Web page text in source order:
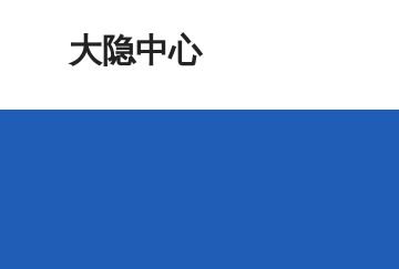
大隐中心